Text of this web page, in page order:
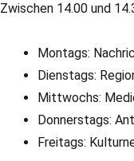
Zwischen 14.00 und
Montags:
Dienstags:
Mittwochs:
Donnerstags:
Freitags: